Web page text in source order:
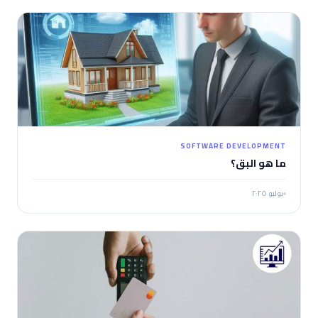
SOFTWARE DEVELOPMENT
ما هو البق؟
يوليو ٢٠٢٥